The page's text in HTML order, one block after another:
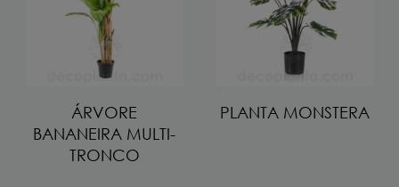
ÁRVORE
BANANEIRA MULTI-
TRONCO
PLANTA MONSTERA